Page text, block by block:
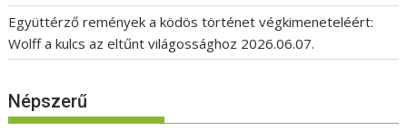
Együttérző remények a ködös történet végkimeneteléért:
Wolff a kulcs az eltűnt világossághoz 2026.06.07.
Népszerű